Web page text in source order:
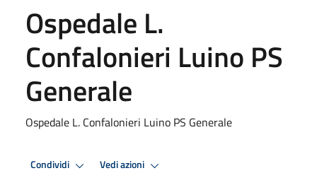
Ospedale L.
Confalonieri Luino PS
Generale
Ospedale L. Confalonieri Luino PS Generale
Condividi Vedi azioni